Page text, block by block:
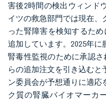
害後2時間の検出ウィンド
イツの救急部門では現在、
った腎障害を検知するた
追加しています。2025年
腎毒性監視のために承認
らの追加注文を引き込むと
ン委員会が予想通りに適
ク質の腎臓バイオマーカ